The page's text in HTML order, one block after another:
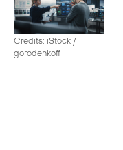
Credits: iStock /
gorodenkoff